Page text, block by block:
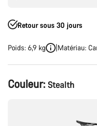
Retour sous 30 jours
Poids: 6,9 kg Matériau:
Configuration
du
Couleur: Stealth